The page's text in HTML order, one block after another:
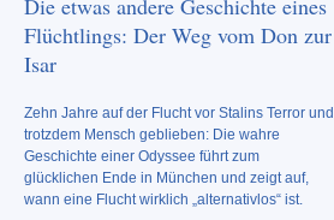
Flüchtlings: Der Weg vom Don zur
Isar
Zehn Jahre auf der Flucht vor Stalins Terror und
trotzdem Mensch geblieben: Die wahre
Geschichte einer Odyssee führt zum
glücklichen Ende in München und zeigt auf,
wann eine Flucht wirklich „alternativlos“ ist.